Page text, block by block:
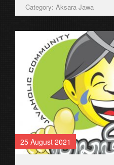
Category: Aksara Jawa
25 August 2021